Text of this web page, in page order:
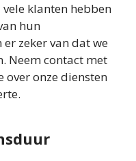
klanten hebben
hun
zeker van dat we
Neem contact met
onze diensten